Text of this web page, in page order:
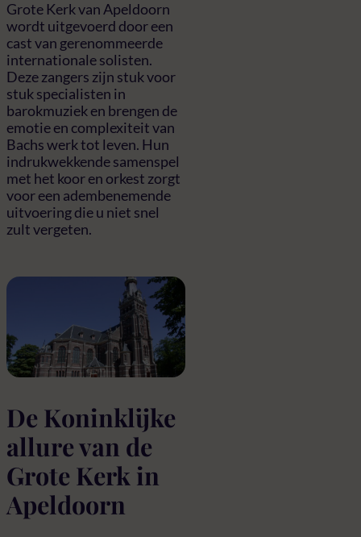
Grote Kerk van Apeldoorn
wordt uitgevoerd door een
cast van gerenommeerde
internationale solisten.
Deze zangers zijn stuk voor
stuk specialisten in
barokmuziek en brengen de
emotie en complexiteit van
Bachs werk tot leven. Hun
indrukwekkende samenspel
met het koor en orkest zorgt
voor een adembenemende
uitvoering die u niet snel
zult vergeten.
De Koninklijke
allure van de
Grote Kerk in
Apeldoorn